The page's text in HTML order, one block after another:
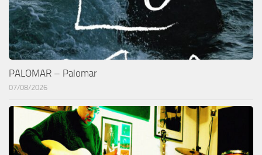
PALOMAR – Palomar
07/08/2026